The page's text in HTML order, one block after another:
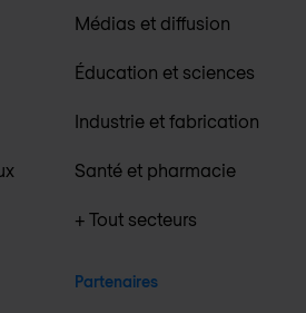
Médias et diffusion
Éducation et sciences
Industrie et fabrication
Santé et pharmacie
+ Tout secteurs
Partenaires